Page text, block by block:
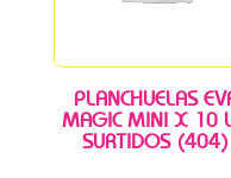
PLANCHUELAS
MAGIC MINI X 10
SURTIDOS (404)